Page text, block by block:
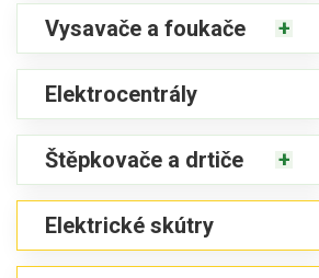
Vysavače a foukače
Elektrocentrály
Štěpkovače a drtiče
Elektrické skútry